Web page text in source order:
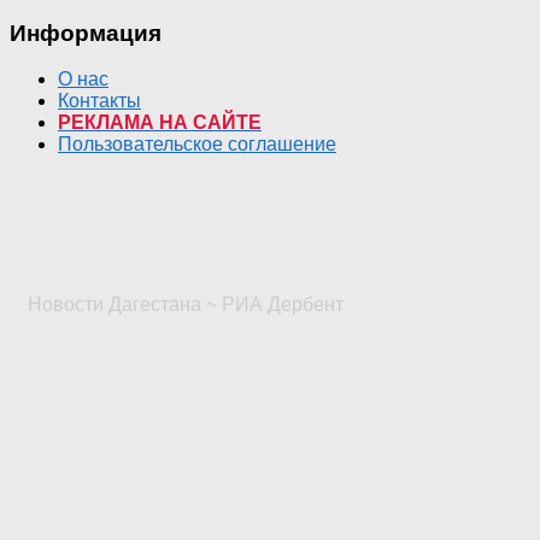
Информация
О нас
Контакты
РЕКЛАМА НА САЙТЕ
Пользовательское соглашение
Новости Дагестана ~ РИА Дербент